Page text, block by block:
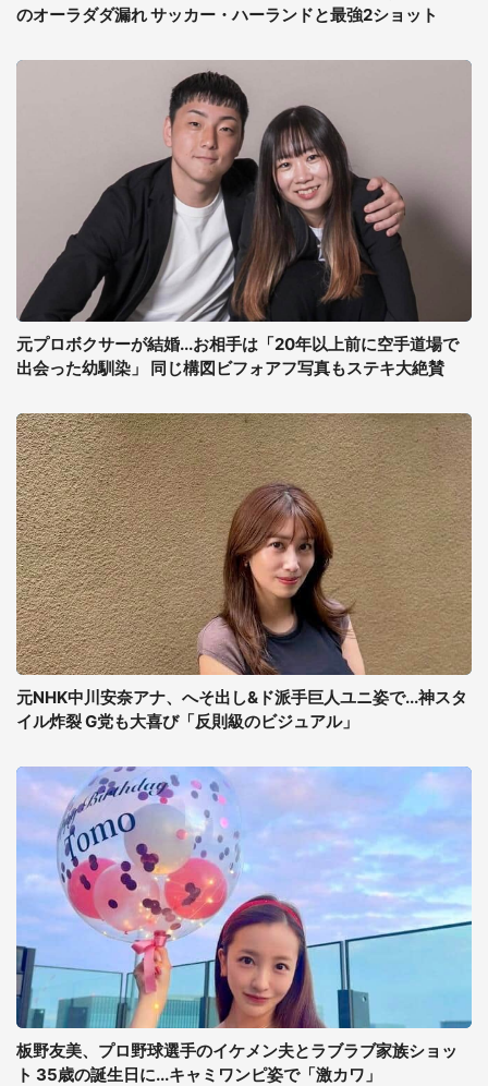
のオーラダダ漏れ サッカー・ハーランドと最強2ショット
元プロボクサーが結婚...お相手は「20年以上前に空手道場で
出会った幼馴染」 同じ構図ビフォアフ写真もステキ大絶賛
元NHK中川安奈アナ、へそ出し&ド派手巨人ユニ姿で...神スタ
イル炸裂 G党も大喜び「反則級のビジュアル」
板野友美、プロ野球選手のイケメン夫とラブラブ家族ショッ
ト 35歳の誕生日に...キャミワンピ姿で「激カワ」